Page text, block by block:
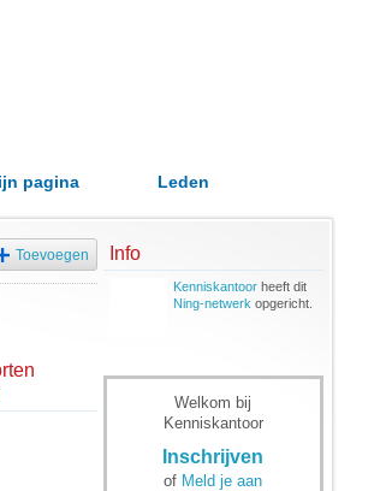
pagina Leden
Toevoegen Info
Kenniskantoorheeft dit
Ning-netwerk opgericht.
Welkom bij
Kenniskantoor
Inschrijven
of Meld je aan